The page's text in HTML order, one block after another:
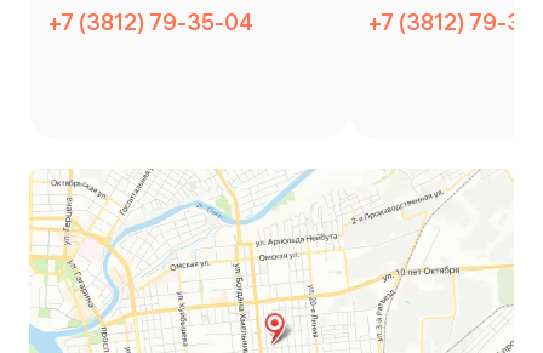
+7 (3812) 79-35-04 +7 (3812) 79-